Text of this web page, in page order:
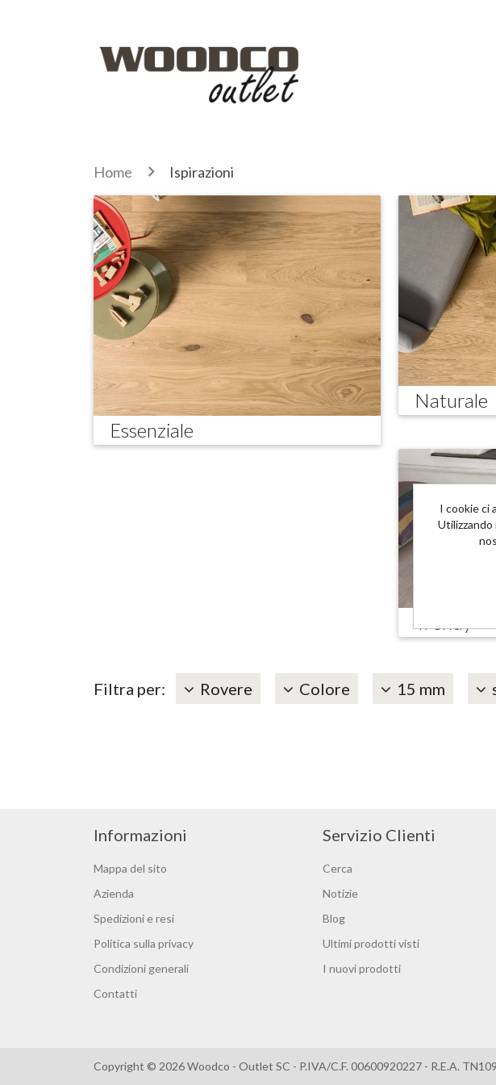
Home Ispirazioni
Essenziale
Naturale
Trendy
Filtra per: Rovere Colore 15 mm
Informazioni
Mappa del sito
Azienda
Spedizioni e resi
Politica sulla privacy
Condizioni generali
Contatti
Servizio Clienti
Cerca
Notizie
Blog
Ultimi prodotti visti
I nuovi prodotti
Copyright © 2026 Woodco - Outlet SC - P.IVA/C.F. 00600920227 - R.E.A.
I cookie ci